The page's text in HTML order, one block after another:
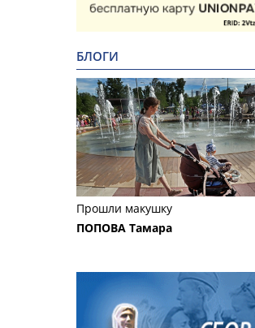
БЛОГИ
Прошли макушку
ПОПОВА Тамара